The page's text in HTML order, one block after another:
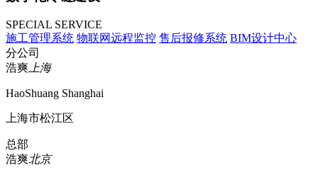
SPECIAL SERVICE
施工管理系统 物联网远程监控 售后报修系统 BIM设计中心
分公司
浩爽上海
HaoShuang Shanghai
上海市松江区
总部
浩爽北京